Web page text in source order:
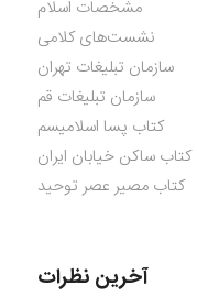
مشخصات اسلام
نشست‌های کلامی
سازمان تبلیغات تهران
سازمان تبلیغات قم
کتاب پسا اسلامیسم
کتاب ساکن خیابان ایران
کتاب مصیر عصر توحید
آخرین نظرات